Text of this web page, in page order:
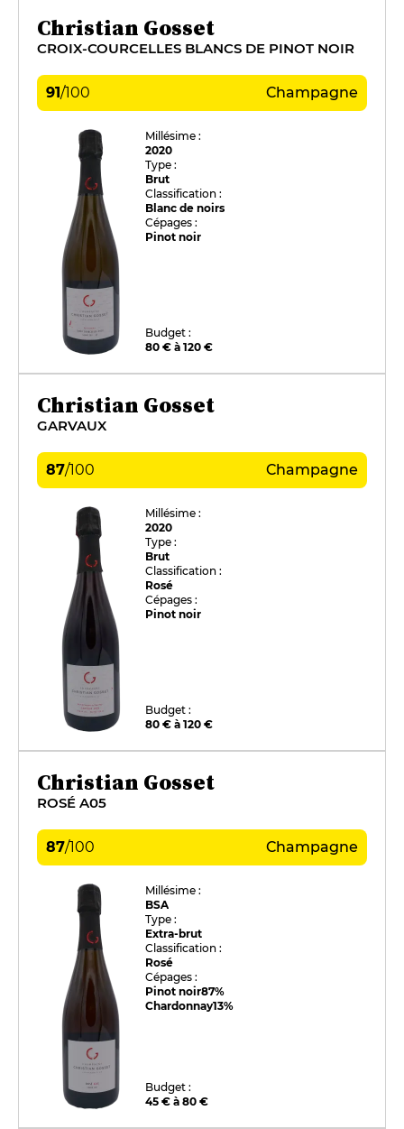
Christian Gosset
CROIX-COURCELLES BLANCS DE PINOT NOIR
91/100 Champagne
Millésime :
2020
Type :
Brut
Classification :
Blanc de noirs
Cépages :
Pinot noir
Budget :
80 € à 120 €
Christian Gosset
GARVAUX
87/100 Champagne
Millésime :
2020
Type :
Brut
Classification :
Rosé
Cépages :
Pinot noir
Budget :
80 € à 120 €
Christian Gosset
ROSÉ A05
87/100 Champagne
Millésime :
BSA
Type :
Extra-brut
Classification :
Rosé
Cépages :
Pinot noir87%
Chardonnay13%
Budget :
45 € à 80 €